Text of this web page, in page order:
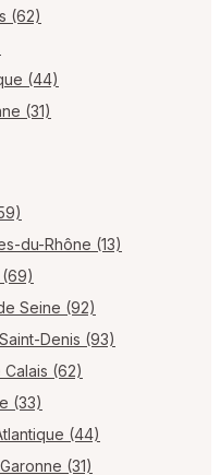
(62)
(44)
(31)
du-Rhône (13)
Seine (92)
Denis (93)
(62)
(33)
(44)
(31)